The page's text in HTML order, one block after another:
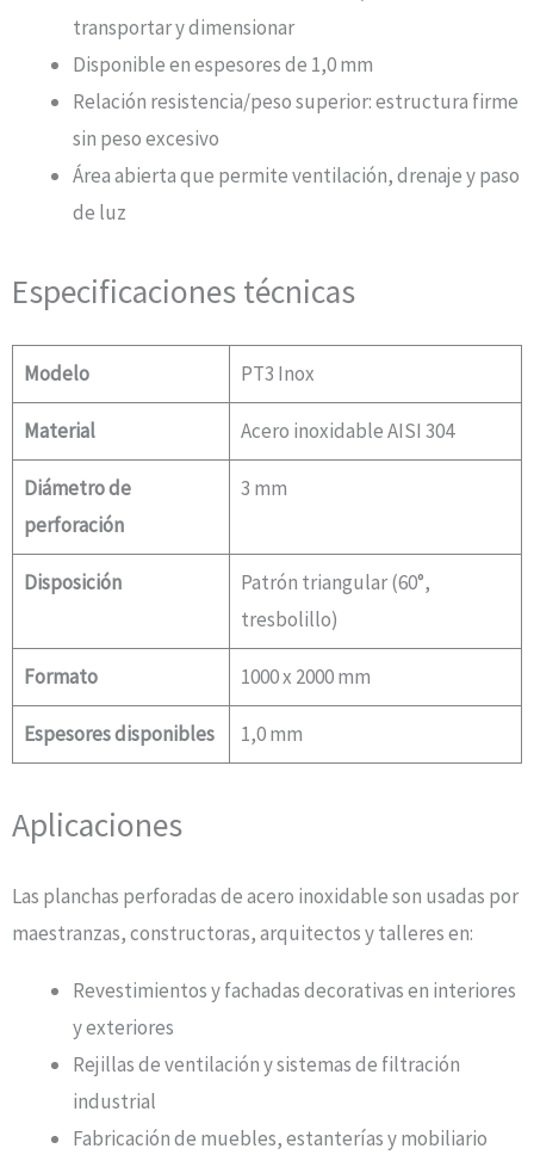
transportar y dimensionar
Disponible en espesores de 1,0 mm
Relación resistencia/peso superior: estructura firme
sin peso excesivo
Área abierta que permite ventilación, drenaje y paso
de luz
Especificaciones técnicas
Modelo PT3 Inox
Material Acero inoxidable AISI 304
Diámetro de
perforación
3 mm
Disposición
Patrón triangular (60°,
tresbolillo)
Formato 1000 x 2000 mm
Espesores disponibles 1,0 mm
Aplicaciones
Las planchas perforadas de acero inoxidable son usadas por
maestranzas, constructoras, arquitectos y talleres en:
Revestimientos y fachadas decorativas en interiores
y exteriores
Rejillas de ventilación y sistemas de filtración
industrial
Fabricación de muebles, estanterías y mobiliario